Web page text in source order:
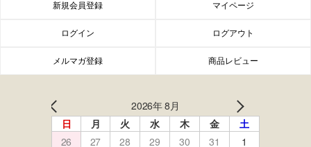
新規会員登録 マイページ
ログイン ログアウト
メルマガ登録 商品レビュー